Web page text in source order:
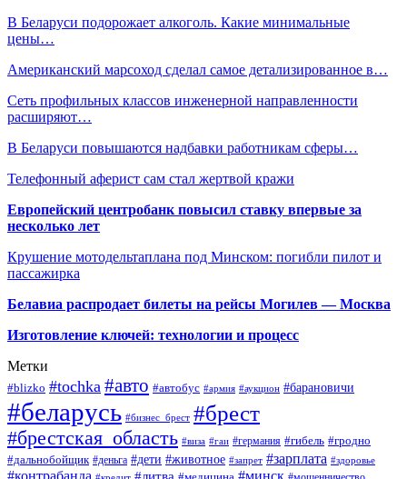
В Беларуси подорожает алкоголь. Какие минимальные
цены…
Американский марсоход сделал самое детализированное в…
Сеть профильных классов инженерной направленности
расширяют…
В Беларуси повышаются надбавки работникам сферы…
Телефонный аферист сам стал жертвой кражи
Европейский центробанк повысил ставку впервые за
несколько лет
Крушение мотодельтаплана под Минском: погибли пилот и
пассажирка
Белавиа распродает билеты на рейсы Могилев — Москва
Изготовление ключей: технологии и процесс
Метки
#blizko #tochka #авто #автобус #армия #аукцион #барановичи
#беларусь #бизнес_брест #брест
#брестская_область #виза #гаи #германия #гибель #гродно
#дальнобойщик #деньга #дети #животное #запрет #зарплата #здоровье
#контрабанда #минск